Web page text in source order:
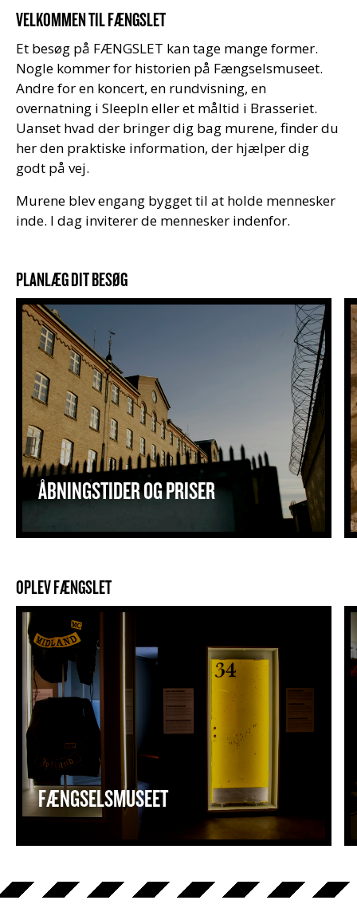
VELKOMMEN TIL FÆNGSLET
Et besøg på FÆNGSLET kan tage mange former.
Nogle kommer for historien på Fængselsmuseet.
Andre for en koncert, en rundvisning, en
overnatning i SleepIn eller et måltid i Brasseriet.
Uanset hvad der bringer dig bag murene, finder du
her den praktiske information, der hjælper dig
godt på vej.
Murene blev engang bygget til at holde mennesker
inde. I dag inviterer de mennesker indenfor.
PLANLÆG DIT BESØG
Åbningstider og priser
ÅBNINGSTIDER OG PRISER
OPLEV FÆNGSLET
FÆNGSELSMUSEET
FÆNGSELSMUSEET